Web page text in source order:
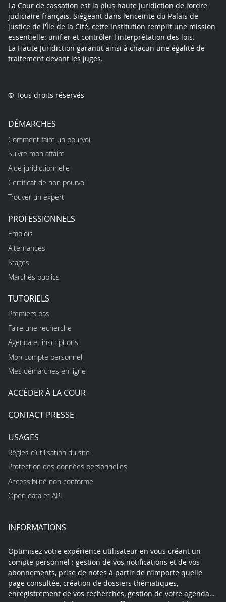
La Cour de cassation est la plus haute juridiction de l’ordre
judiciaire français. Siégeant dans l’enceinte du Palais de
justice de l'Île de la Cité, cette institution remplit une mission
essentielle: unifier et contrôler l'interprétation des lois.
La Haute Juridiction garantit ainsi à chacun une égalité de
traitement devant les juges.
© Tous droits réservés
DÉMARCHES
Comment faire un pourvoi
Suivre mon affaire
Aide juridictionnelle
Certificat de non pourvoi
Trouver un expert
PROFESSIONNELS
Emplois
Alternances
Stages
Marchés publics
TUTORIELS
Premiers pas
Faire une recherche
Agenda et inscriptions
Mon compte personnel
Mes démarches en ligne
ACCÉDER À LA COUR
CONTACT PRESSE
USAGES
Règles d’utilisation du site
Protection des données personnelles
Accessibilité non conforme
Open data et API
INFORMATIONS
Optimisez votre expérience utilisateur en vous créant un
compte personnel : gestion de vos notifications et de vos
abonnements, prise de notes à partir de n’importe quelle
page consultée, création de dossiers thématiques,
enregistrement de vos recherches, gestion de votre agenda…